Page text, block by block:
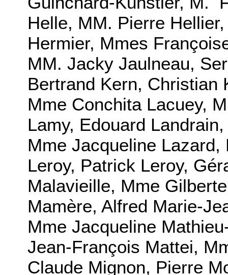
Helle, MM. Pierre
Hermier, Mmes
MM. Jacky Jaulneau,
Bertrand Kern, Christian
Mme Conchita Lacuey,
Lamy, Edouard
Mme Jacqueline
Leroy, Patrick Leroy,
Malavieille, Mme
Mamère, Alfred Marie-
Mme Jacqueline
Jean-François Mattei,
Claude Mignon, Pierre